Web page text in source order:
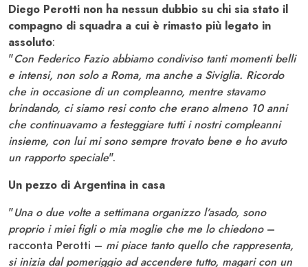
Diego Perotti non ha nessun dubbio su chi sia stato il
compagno di squadra a cui è rimasto più legato in
assoluto:
"Con Federico Fazio abbiamo condiviso tanti momenti belli
e intensi, non solo a Roma, ma anche a Siviglia. Ricordo
che in occasione di un compleanno, mentre stavamo
brindando, ci siamo resi conto che erano almeno 10 anni
che continuavamo a festeggiare tutti i nostri compleanni
insieme, con lui mi sono sempre trovato bene e ho avuto
un rapporto speciale".
Un pezzo di Argentina in casa
"Una o due volte a settimana organizzo l’asado, sono
proprio i miei figli o mia moglie che me lo chiedono–
racconta Perotti – mi piace tanto quello che rappresenta,
si inizia dal pomeriggio ad accendere tutto, magari con un